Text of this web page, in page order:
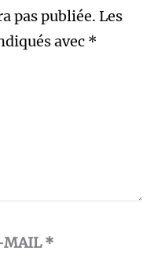
pas publiée. Les
avec *
MAIL*